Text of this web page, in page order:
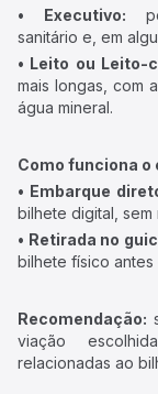
• Executivo:
sanitário e, em
• Leito ou Leito-
mais longas, com
água mineral.
Como funciona o
• Embarque
bilhete digital,
• Retirada no
bilhete físico
Recomendação:
viação
relacionadas ao